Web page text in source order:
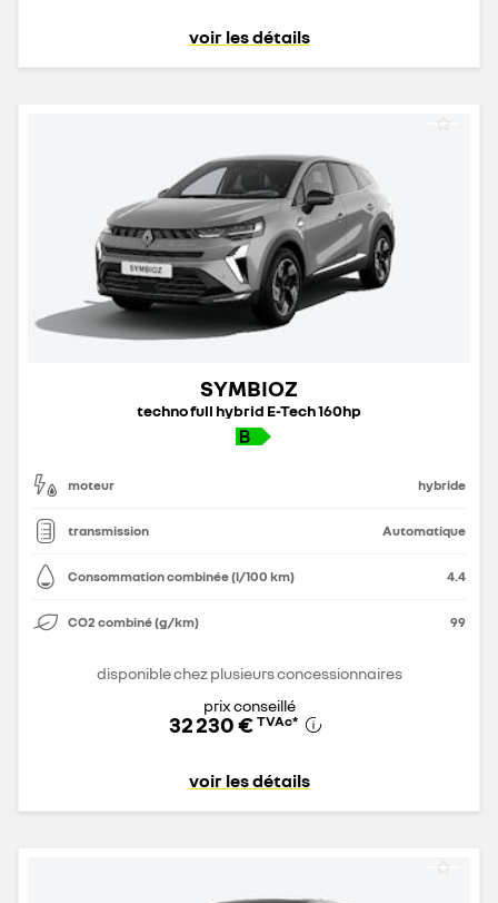
voir les détails
SYMBIOZ
techno full hybrid E-Tech 160hp
moteur hybride
transmission Automatique
Consommation combinée (l/100 km) 4.4
CO2 combiné (g/km) 99
disponible chez plusieurs concessionnaires
prix conseillé
32 230 € TVAc*
voir les détails